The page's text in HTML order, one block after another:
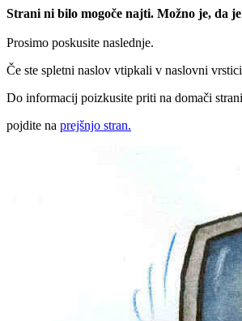
Strani ni bilo mogoče najti. Možno je, da
Prosimo poskusite naslednje.
Če ste spletni naslov vtipkali v naslovni
Do informacij poizkusite priti na domači strani
pojdite na prejšnjo stran.